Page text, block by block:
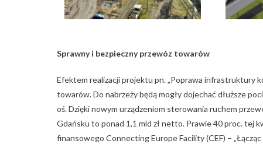
Sprawny i bezpieczny przewóz towarów
Efektem realizacji projektu pn. „Poprawa infrastruktury
towarów. Do nabrzeży będą mogły dojechać dłuższe
oś. Dzięki nowym urządzeniom sterowania ruchem
Gdańsku to ponad 1,1 mld zł netto. Prawie 40 proc.
finansowego Connecting Europe Facility (CEF) –